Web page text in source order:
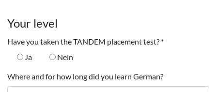
Your level
Have you taken the TANDEM placement test? *
Ja
Nein
Where and for how long did you learn German?